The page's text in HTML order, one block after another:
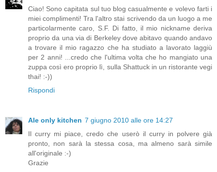
Ciao! Sono capitata sul tuo blog casualmente e volevo farti i
miei complimenti! Tra l'altro stai scrivendo da un luogo a me
particolarmente caro, S.F. Di fatto, il mio nickname deriva
proprio da una via di Berkeley dove abitavo quando andavo
a trovare il mio ragazzo che ha studiato a lavorato laggiù
per 2 anni! ...credo che l'ultima volta che ho mangiato una
zuppa così ero proprio lì, sulla Shattuck in un ristorante vegi
thai! :-))
Rispondi
Ale only kitchen 7 giugno 2010 alle ore 14:27
Il curry mi piace, credo che userò il curry in polvere già
pronto, non sarà la stessa cosa, ma almeno sarà simile
all'originale :-)
Grazie